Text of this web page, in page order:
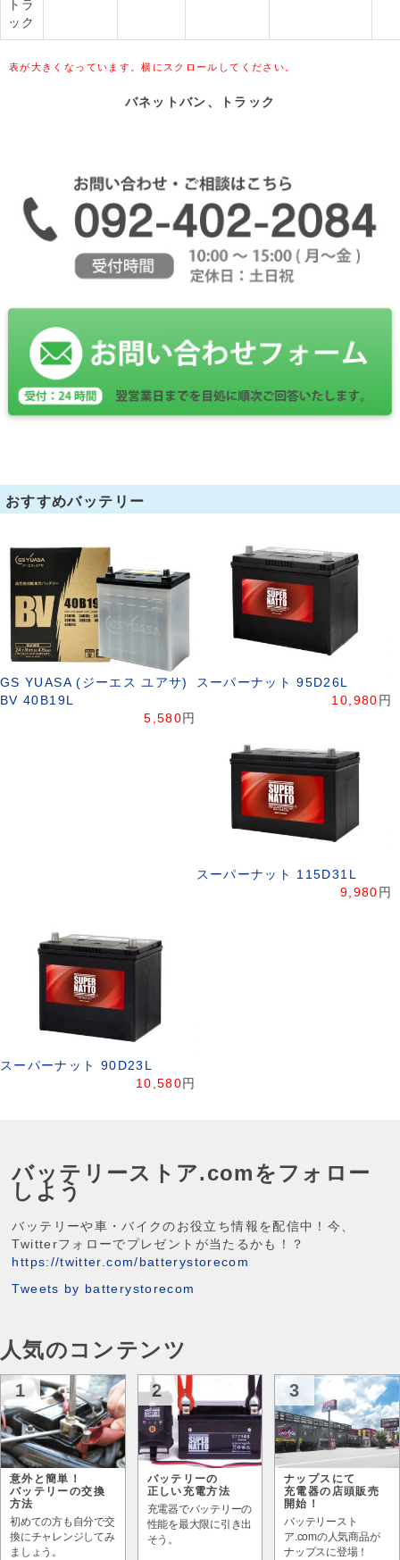
トラ
ック
表が大きくなっています。横にスクロールしてください。
バネットバン、トラック
おすすめバッテリー
GS YUASA (ジーエス ユアサ)
BV 40B19L
5,580 円
スーパーナット 95D26L
10,980 円
スーパーナット 115D31L
9,980 円
スーパーナット 90D23L
10,580 円
バッテリーストア.comをフォロー
しよう
バッテリーや車・バイクのお役立ち情報を配信中！今、
Twitterフォローでプレゼントが当たるかも！？
https://twitter.com/batterystorecom
Tweets by batterystorecom
人気のコンテンツ
1
意外と簡単！
バッテリーの交換
方法
初めての方も自分で交
換にチャレンジしてみ
ましょう。
2
バッテリーの
正しい充電方法
充電器でバッテリーの
性能を最大限に引き出
そう。
3
ナップスにて
充電器の店頭販売
開始！
バッテリースト
ア.comの人気商品が
ナップスに登場！